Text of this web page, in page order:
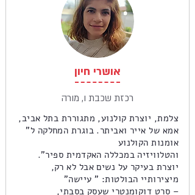
אושרי חיון
רכזת שכבת ו, מורה
צלמת, יוצרת קולנוע, מתגוררת בתל אביב,
אמא של אייר ואביתר. בוגרת המחלקה ל"
אומנות הקולנוע
והטלוויזיה במכללה האקדמית ספיר".
יוצרת בעיקר על נשים אבל לא רק,
מיצירותיי הבולטות: " עיישה"
– סרט דוקומנטרי שעסק בסבתי,